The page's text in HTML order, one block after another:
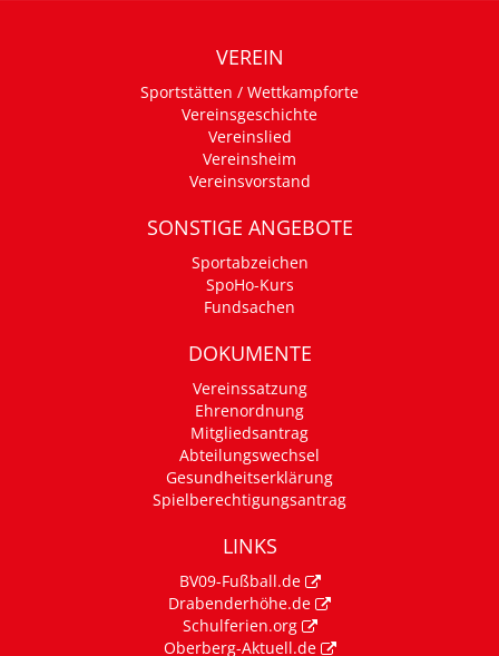
VEREIN
Sportstätten / Wettkampforte
Vereinsgeschichte
Vereinslied
Vereinsheim
Vereinsvorstand
SONSTIGE ANGEBOTE
Sportabzeichen
SpoHo-Kurs
Fundsachen
DOKUMENTE
Vereinssatzung
Ehrenordnung
Mitgliedsantrag
Abteilungswechsel
Gesundheitserklärung
Spielberechtigungsantrag
LINKS
BV09-Fußball.de
Drabenderhöhe.de
Schulferien.org
Oberberg-Aktuell.de